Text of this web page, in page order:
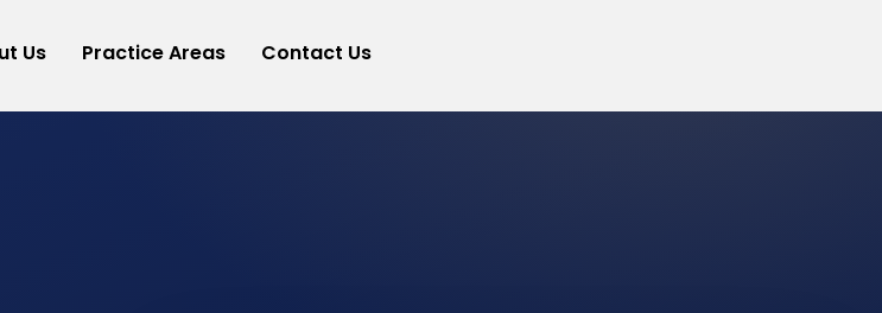
Us Practice Areas Contact Us